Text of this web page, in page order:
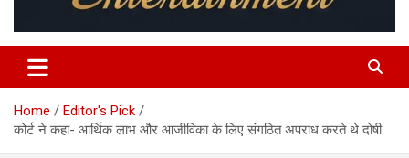
Khabar Entertainment
Home
Editor's Pick
कोर्ट ने कहा- आर्थिक लाभ और आजीविका के लिए संगठित अपराध करते थे दोषी